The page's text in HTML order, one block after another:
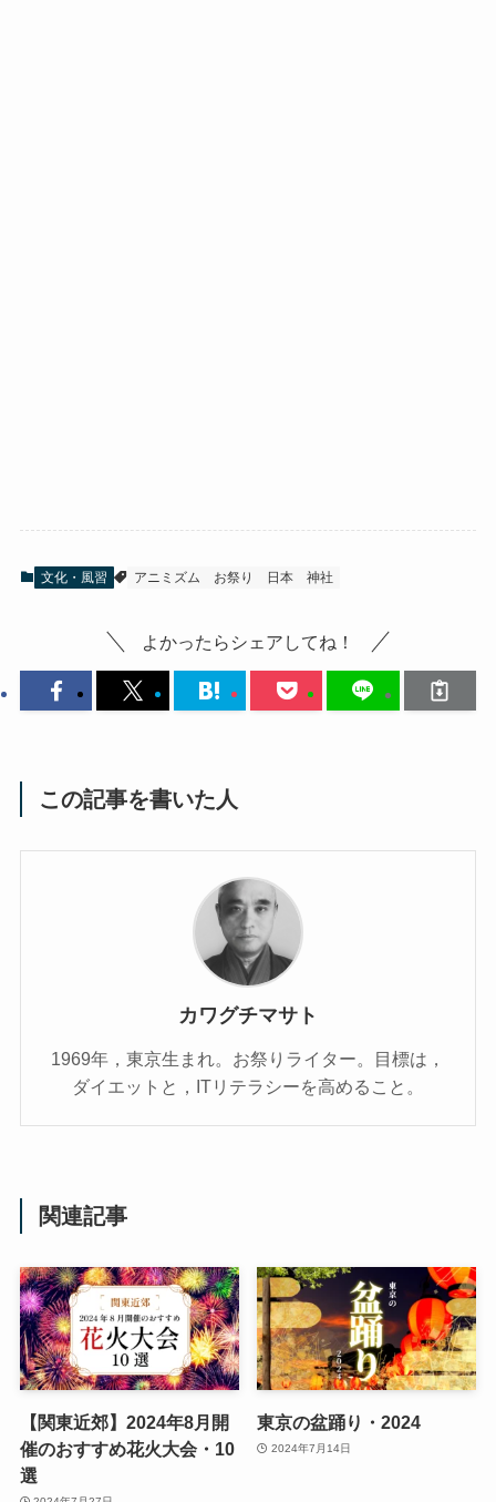
文化・風習 アニミズム お祭り 日本 神社
よかったらシェアしてね！
この記事を書いた人
カワグチマサト
1969年，東京生まれ。お祭りライター。目標は，
ダイエットと，ITリテラシーを高めること。
関連記事
【関東近郊】2024年8月開
催のおすすめ花火大会・10
選
東京の盆踊り・2024
2024年7月14日